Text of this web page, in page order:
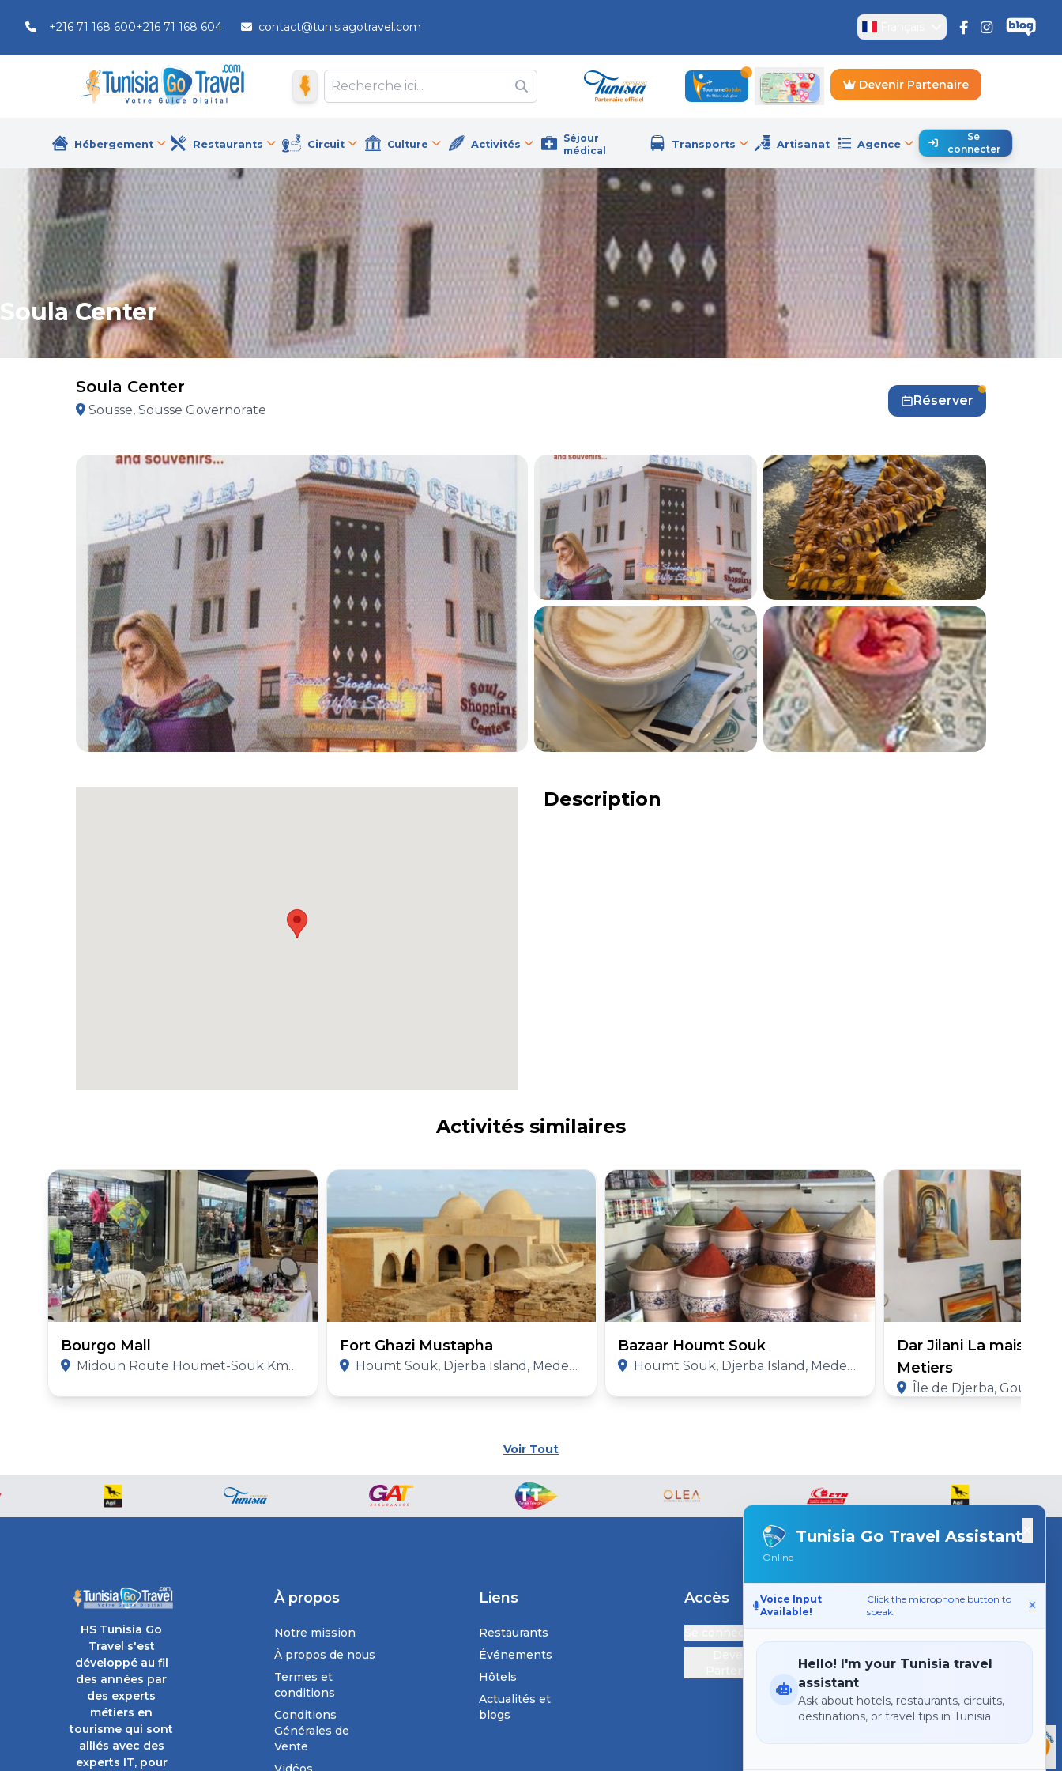
+216 71 168 600+216 71 168 604 contact@tunisiagotravel.com
Devenir Partenaire
Hébergement Restaurants Circuit Culture Activités
Séjour
médical
Transports Artisanat Agence
Se
connecter
Soula Center
Soula Center
Sousse, Sousse Governorate
Réserver
Description
Activités similaires
Bourgo Mall
Midoun Route Houmet-Souk Km2 Djerba, Tunisia Djerba, 4162, Tunisia
Fort Ghazi Mustapha
Houmt Souk, Djerba Island, Medenine Governorate
Bazaar Houmt Souk
Houmt Souk, Djerba Island, Medenine Governorate
Dar Jilani La maison
Metiers
Île de Djerba, Gouvernorat
Voir Tout
Tunisia Go Travel Assistant
Online
Voice Input
Available!
Click the microphone button to
speak.
Hello! I'm your Tunisia travel
assistant
Ask about hotels, restaurants, circuits,
destinations, or travel tips in Tunisia.
HS Tunisia Go
Travel s'est
développé au fil
des années par
des experts
métiers en
tourisme qui sont
alliés avec des
experts IT, pour
À propos
Notre mission
À propos de nous
Termes et
conditions
Conditions
Générales de
Vente
Liens
Restaurants
Événements
Hôtels
Actualités et
blogs
Accès
Devenir
Support